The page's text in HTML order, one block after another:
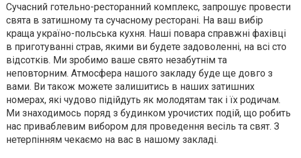
Сучасний готельно-ресторанний комплекс, запрошує провести
свята в затишному та сучасному ресторані. На ваш вибір
краща україно-польська кухня. Наші повара справжні фахівці
в приготуванні страв, якими ви будете задоволенні, на всі сто
відсотків. Ми зробимо ваше свято незабутнім та
неповторним. Атмосфера нашого закладу буде ще довго з
вами. Ви також можете залишитись в наших затишних
номерах, які чудово підійдуть як молодятам так і їх родичам.
Ми знаходимось поряд з будинком урочистих подій, що робить
нас приваблевим вибором для проведення весіль та свят. З
нетерпінням чекаємо на вас в нашому закладі.